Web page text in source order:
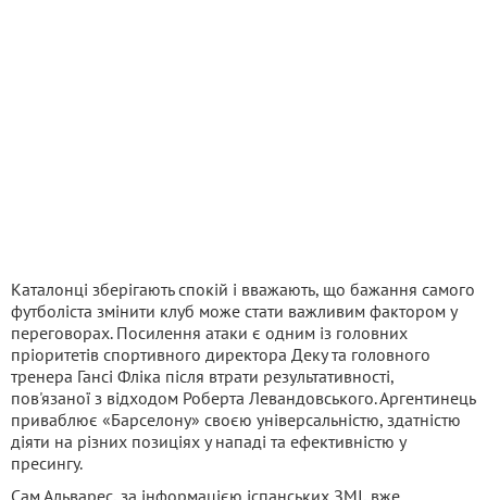
Каталонці зберігають спокій і вважають, що бажання самого
футболіста змінити клуб може стати важливим фактором у
переговорах. Посилення атаки є одним із головних
пріоритетів спортивного директора Деку та головного
тренера Гансі Фліка після втрати результативності,
пов'язаної з відходом Роберта Левандовського. Аргентинець
приваблює «Барселону» своєю універсальністю, здатністю
діяти на різних позиціях у нападі та ефективністю у
пресингу.
Сам Альварес, за інформацією іспанських ЗМІ, вже